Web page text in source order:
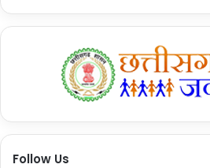
Follow Us